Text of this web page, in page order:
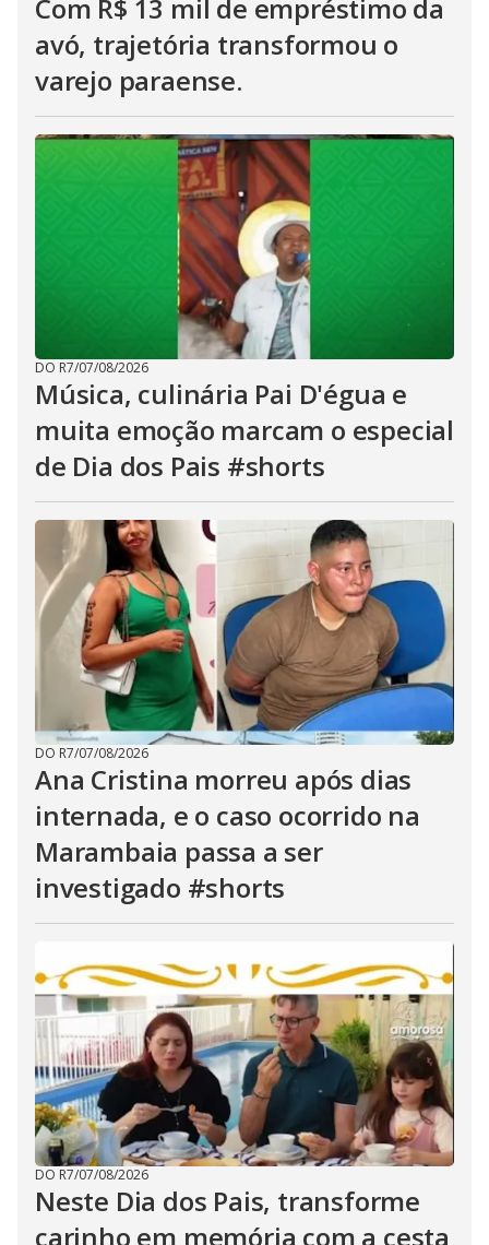
Com R$ 13 mil de empréstimo da
avó, trajetória transformou o
varejo paraense.
DO R7/07/08/2026
Música, culinária Pai D'égua e
muita emoção marcam o especial
de Dia dos Pais #shorts
DO R7/07/08/2026
Ana Cristina morreu após dias
internada, e o caso ocorrido na
Marambaia passa a ser
investigado #shorts
DO R7/07/08/2026
Neste Dia dos Pais, transforme
carinho em memória com a cesta